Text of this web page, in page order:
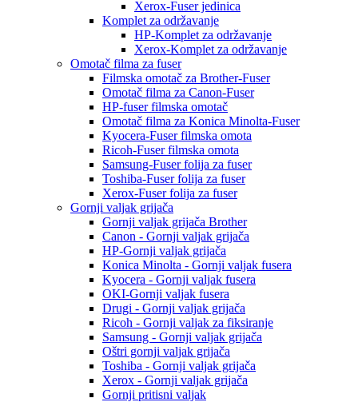
Xerox-Fuser jedinica
Komplet za održavanje
HP-Komplet za održavanje
Xerox-Komplet za održavanje
Omotač filma za fuser
Filmska omotač za Brother-Fuser
Omotač filma za Canon-Fuser
HP-fuser filmska omotač
Omotač filma za Konica Minolta-Fuser
Kyocera-Fuser filmska omota
Ricoh-Fuser filmska omota
Samsung-Fuser folija za fuser
Toshiba-Fuser folija za fuser
Xerox-Fuser folija za fuser
Gornji valjak grijača
Gornji valjak grijača Brother
Canon - Gornji valjak grijača
HP-Gornji valjak grijača
Konica Minolta - Gornji valjak fusera
Kyocera - Gornji valjak fusera
OKI-Gornji valjak fusera
Drugi - Gornji valjak grijača
Ricoh - Gornji valjak za fiksiranje
Samsung - Gornji valjak grijača
Oštri gornji valjak grijača
Toshiba - Gornji valjak grijača
Xerox - Gornji valjak grijača
Gornji pritisni valjak